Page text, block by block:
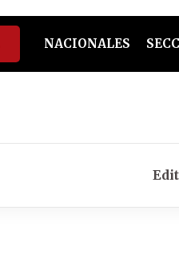
NACIONALES